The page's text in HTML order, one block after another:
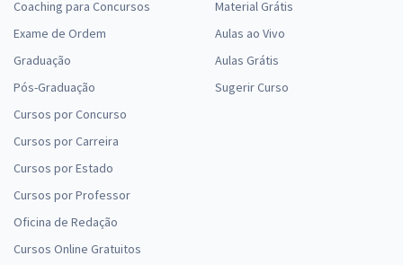
Coaching para Concursos
Exame de Ordem
Graduação
Pós-Graduação
Cursos por Concurso
Cursos por Carreira
Cursos por Estado
Cursos por Professor
Oficina de Redação
Cursos Online Gratuitos
Material Grátis
Aulas ao Vivo
Aulas Grátis
Sugerir Curso